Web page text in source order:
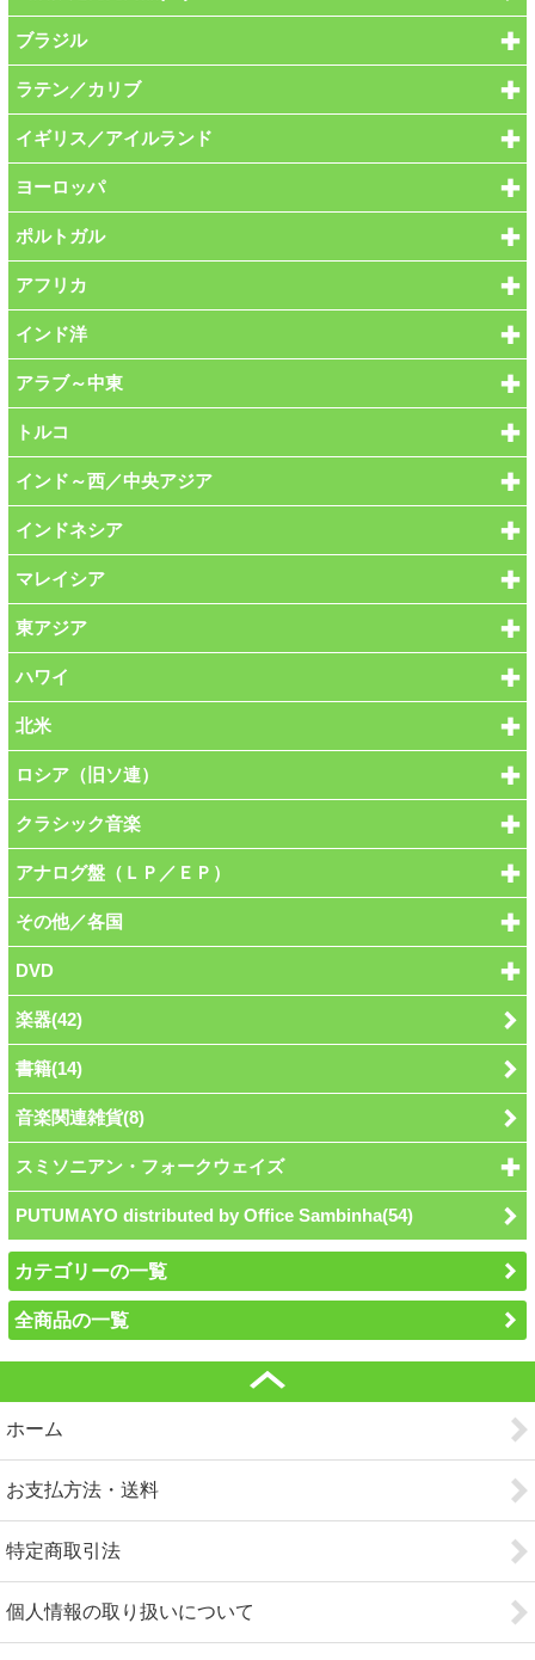
ブラジル
ラテン／カリブ
イギリス／アイルランド
ヨーロッパ
ポルトガル
アフリカ
インド洋
アラブ～中東
トルコ
インド～西／中央アジア
インドネシア
マレイシア
東アジア
ハワイ
北米
ロシア（旧ソ連）
クラシック音楽
アナログ盤（ＬＰ／ＥＰ）
その他／各国
DVD
楽器(42)
書籍(14)
音楽関連雑貨(8)
スミソニアン・フォークウェイズ
PUTUMAYO distributed by Office Sambinha(54)
カテゴリーの一覧
全商品の一覧
ホーム
お支払方法・送料
特定商取引法
個人情報の取り扱いについて